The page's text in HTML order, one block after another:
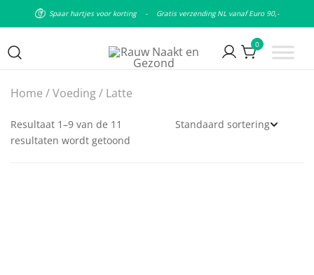
Spaar hartjes voor korting - Gratis verzending NL vanaf Euro 90,-
0
Home /Voeding/ Latte
Resultaat 1–9 van de 11
resultaten wordt getoond